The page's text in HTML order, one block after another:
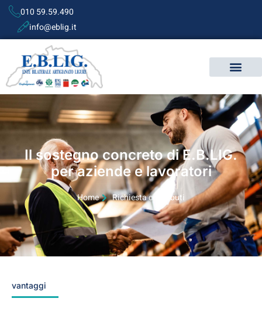
010 59.59.490
info@eblig.it
Il sostegno concreto di E.B.LIG.
per aziende e lavoratori
Home Richiesta contributi
vantaggi